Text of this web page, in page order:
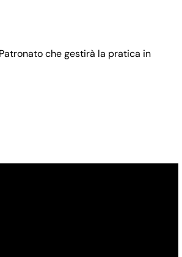
del richiedente"
che gestirà la pratica in